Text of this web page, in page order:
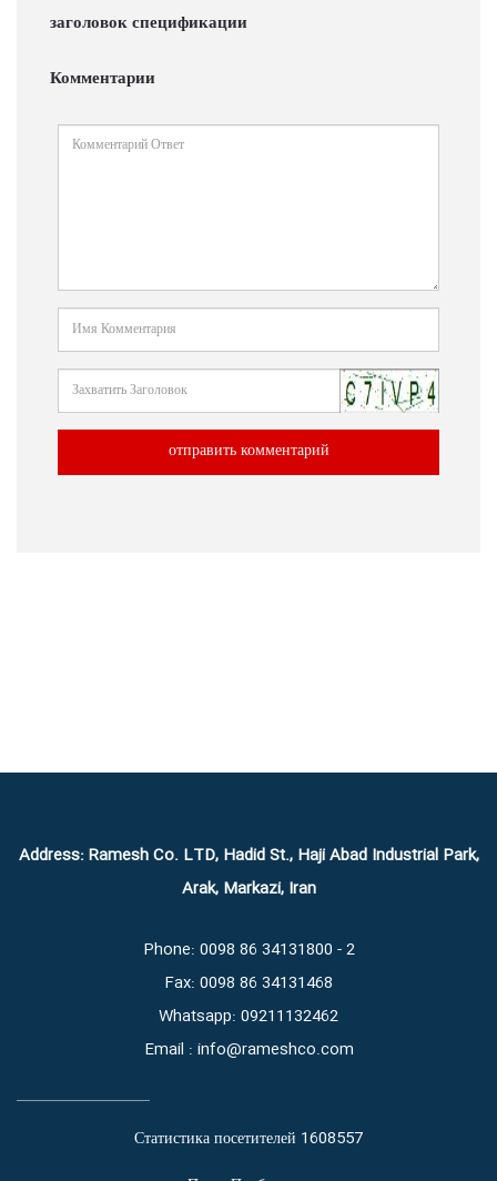
заголовок спецификации
Комментарии
отправить комментарий
Address: Ramesh Co. LTD, Hadid St., Haji Abad Industrial Park,
Arak, Markazi, Iran
Phone: 0098 86 34131800 - 2
Fax: 0098 86 34131468
Whatsapp: 09211132462
Email : info@rameshco.com
Статистика посетителей 1608557